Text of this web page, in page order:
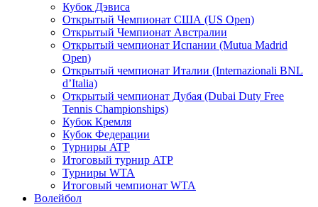
Кубок Дэвиса
Открытый Чемпионат США (US Open)
Открытый Чемпионат Австралии
Открытый чемпионат Испании (Mutua Madrid
Open)
Открытый чемпионат Италии (Internazionali BNL
d’Italia)
Открытый чемпионат Дубая (Dubai Duty Free
Tennis Championships)
Кубок Кремля
Кубок Федерации
Турниры ATP
Итоговый турнир ATP
Турниры WTA
Итоговый чемпионат WTA
Волейбол